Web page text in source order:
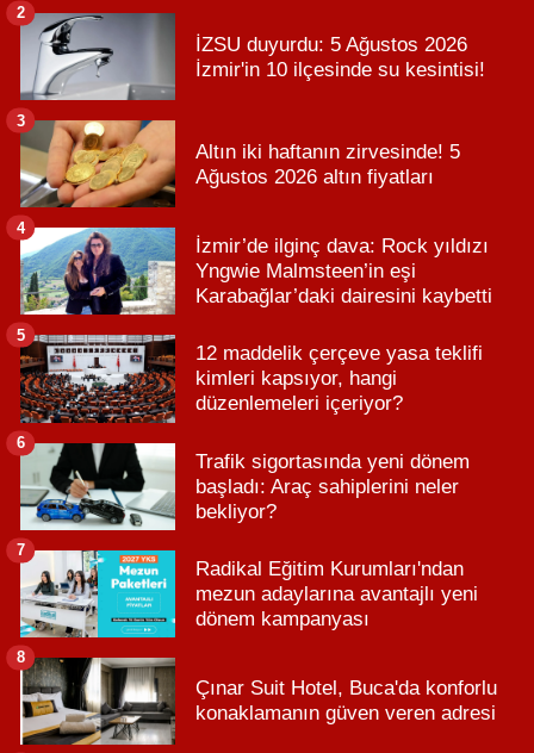
İZSU duyurdu: 5 Ağustos 2026
İzmir'in 10 ilçesinde su kesintisi!
2
Altın iki haftanın zirvesinde! 5
Ağustos 2026 altın fiyatları
3
İzmir’de ilginç dava: Rock yıldızı
Yngwie Malmsteen’in eşi
Karabağlar’daki dairesini kaybetti
4
12 maddelik çerçeve yasa teklifi
kimleri kapsıyor, hangi
düzenlemeleri içeriyor?
5
Trafik sigortasında yeni dönem
başladı: Araç sahiplerini neler
bekliyor?
6
Radikal Eğitim Kurumları'ndan
mezun adaylarına avantajlı yeni
dönem kampanyası
7
Çınar Suit Hotel, Buca'da konforlu
konaklamanın güven veren adresi
8